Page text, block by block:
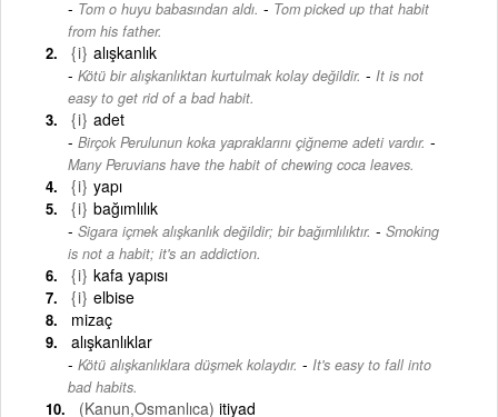
Tom o huyu babasından aldı. - Tom picked up that habit
from his father.
{i} alışkanlık
Kötü bir alışkanlıktan kurtulmak kolay değildir. - It is not
easy to get rid of a bad habit.
{i} adet
Birçok Perulunun koka yapraklarını çiğneme adeti vardır. -
Many Peruvians have the habit of chewing coca leaves.
{i} yapı
{i} bağımlılık
Sigara içmek alışkanlık değildir; bir bağımlılıktır. - Smoking
is not a habit; it's an addiction.
{i} kafa yapısı
{i} elbise
mizaç
alışkanlıklar
Kötü alışkanlıklara düşmek kolaydır. - It's easy to fall into
bad habits.
(Kanun,Osmanlıca) itiyad